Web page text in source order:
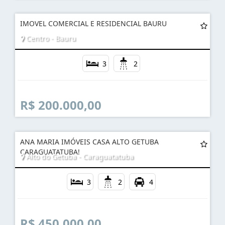
R$ 1.100.000,00
IMOVEL COMERCIAL E RESIDENCIAL BAURU
R$ 200.000,00
ANA MARIA IMÓVEIS CASA ALTO GETUBA
CARAGUATATUBA!
3